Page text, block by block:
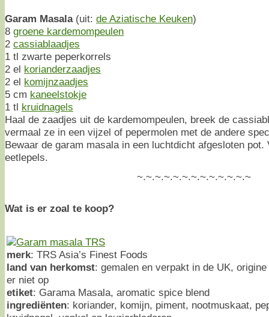
Garam Masala(uit: de Aziatische Keuken)
8 groene kardemompeulen
2 cassiablaadjes
1 tl zwarte peperkorrels
2 el korianderzaadjes
2 el komijnzaadjes
5 cm kaneelstokje
1 tl kruidnagels
Haal de zaadjes uit de kardemompeulen, breek de
vermaal ze in een vijzel of pepermolen met de andere
Bewaar de garam masala in een luchtdicht afgesloten pot.
eetlepels.
~.~.~.~.~.~.~.~.~.~.~.~.~
Wat is er zoal te koop?
merk: TRS Asia’s Finest Foods
land van herkomst: gemalen en verpakt in de UK,
er niet op
etiket: Garama Masala, aromatic spice blend
ingrediënten: koriander, komijn, piment, nootmuskaat,